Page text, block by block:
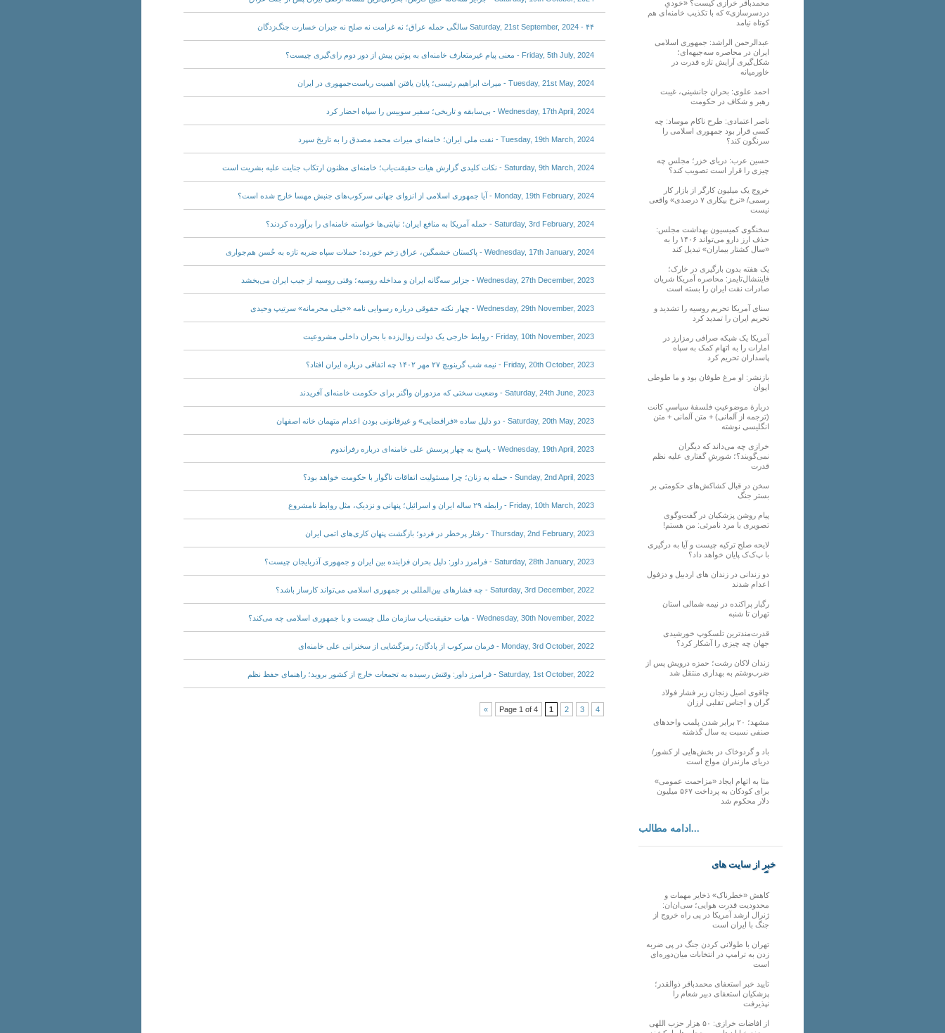
Saturday, 21st September, 2024 - ۴۴ سالگی حمله عراق؛ نه غرامت نه صلح نه جبران خسارت جنگ‌زدگان
Friday, 5th July, 2024 - معنی پیام غیرمتعارف خامنه‌ای به پوتین پیش از دور دوم رای‌گیری چیست؟
Tuesday, 21st May, 2024 - میراث ابراهیم رئیسی؛ پایان یافتن اهمیت ریاست‌جمهوری در ایران
Wednesday, 17th April, 2024 - بی‌سابقه و تاریخی؛ سفیر سوییس را سپاه احضار کرد
Tuesday, 19th March, 2024 - نفت ملی ایران؛ خامنه‌ای میراث محمد مصدق را به تاریخ سپرد
Saturday, 9th March, 2024 - نکات کلیدی گزارش هیات حقیقت‌یاب؛ خامنه‌ای مظنون ارتکاب جنایت علیه بشریت است
Monday, 19th February, 2024 - آیا جمهوری اسلامی از انزوای جهانی سرکوب‌های جنبش مهسا خارج شده است؟
Saturday, 3rd February, 2024 - حمله آمریکا به منافع ایران؛ نیابتی‌ها خواسته خامنه‌ای را برآورده کردند؟
Wednesday, 17th January, 2024 - پاکستان خشمگین، عراق زخم خورده؛ حملات سپاه ضربه تازه به حُسن هم‌جواری
Wednesday, 27th December, 2023 - جزایر سه‌گانه ایران و مداخله روسیه؛ وقتی روسیه از جیب ایران می‌بخشد
Wednesday, 29th November, 2023 - چهار نکته حقوقی درباره رسوایی نامه «خیلی محرمانه» سرتیپ وحیدی
Friday, 10th November, 2023 - روابط خارجی یک دولت زوال‌زده با بحران داخلی مشروعیت
Friday, 20th October, 2023 - نیمه شب گرینویچ ۲۷ مهر ۱۴۰۲ چه اتفاقی درباره ایران افتاد؟
Saturday, 24th June, 2023 - وضعیت سختی که مزدوران واگنر برای حکومت خامنه‌ای آفریدند
Saturday, 20th May, 2023 - دو دلیل ساده «فراقضایی» و غیرقانونی بودن اعدام متهمان خانه اصفهان
Wednesday, 19th April, 2023 - پاسخ به چهار پرسش علی خامنه‌ای درباره رفراندوم
Sunday, 2nd April, 2023 - حمله به زنان؛ چرا مسئولیت اتفاقات ناگوار با حکومت خواهد بود؟
Friday, 10th March, 2023 - رابطه ۲۹ ساله ایران و اسرائیل؛ پنهانی و نزدیک، مثل روابط نامشروع
Thursday, 2nd February, 2023 - رفتار پرخطر در فردو؛ بازگشت پنهان کاری‌های اتمی ایران
Saturday, 28th January, 2023 - فرامرز داور: دلیل بحران فزاینده بین ایران و جمهوری آذربایجان چیست؟
Saturday, 3rd December, 2022 - چه فشارهای بین‌المللی بر جمهوری اسلامی می‌تواند کارساز باشد؟
Wednesday, 30th November, 2022 - هیات حقیقت‌یاب سازمان ملل چیست و با جمهوری اسلامی چه می‌کند؟
Monday, 3rd October, 2022 - فرمان سرکوب از پادگان؛ رمزگشایی از سخنرانی علی خامنه‌ای
Saturday, 1st October, 2022 - فرامرز داور: وقتش رسیده به تجمعات خارج از کشور بروید؛ راهنمای حفظ نظم
Page 1 of 4 1 2 3 4
»
محمدباقر خرازی کیست؟ «خودیِ
دردسرسازی» که با تکذیب خامنه‌ای هم
کوتاه نیامد
عبدالرحمن الراشد: جمهوری اسلامی
ایران در محاصره سه‌جبهه‌ای؛
شکل‌گیری آرایش تازه قدرت در
خاورمیانه
احمد علوی: بحران جانشینی، غیبت
رهبر و شکاف در حکومت
ناصر اعتمادی: طرح ناکام موساد: چه
کسی قرار بود جمهوری اسلامی را
سرنگون کند؟
حسین عرب: دریای خزر؛ مجلس چه
چیزی را قرار است تصویب کند؟
خروج یک میلیون کارگر از بازار کار
رسمی/ «نرخ بیکاری ۷ درصدی» واقعی
نیست
سخنگوی کمیسیون بهداشت مجلس:
حذف ارز دارو می‌تواند ۱۴۰۶ را به
«سال کشتار بیماران» تبدیل کند
یک هفته بدون بارگیری در خارک؛
فایننشال‌تایمز: محاصره آمریکا شریان
صادرات نفت ایران را بسته است
سنای آمریکا تحریم روسیه را تشدید و
تحریم ایران را تمدید کرد
آمریکا یک شبکه صرافی رمزارز در
امارات را به اتهام کمک به سپاه
پاسداران تحریم کرد
بازنشر: او مرغ طوفان بود و ما طوطی
ایوان
دربارهٔ موضوعیتِ فلسفهٔ سیاسیِ کانت
(ترجمه از آلمانی) + متن آلمانی + متن
انگلیسی نوشته
خرازی چه می‌داند که دیگران
نمی‌گویند؟؛ شورشِ گفتاری علیه نظم
قدرت
سخن در قبال کشاکش‌های حکومتی بر
بستر جنگ
پیام روشن پزشکیان در گفت‌و‌گوی
تصویری با مرد نامرئی: من هستم!
لایحه صلح ترکیه چیست و آیا به درگیری
با پ‌ک‌ک پایان خواهد داد؟
دو زندانی در زندان های اردبیل و دزفول
اعدام شدند
رگبار پراکنده در نیمه شمالی استان
تهران تا شنبه
قدرت‌مندترین تلسکوپ خورشیدی
جهان چه چیزی را آشکار کرد؟
زندان لاکان رشت؛ حمزه درویش پس از
ضرب‌وشتم به بهداری منتقل شد
چاقوی اصیل زنجان زیر فشار فولاد
گران و اجناس تقلبی ارزان
مشهد؛ ۲۰ برابر شدن پلمب واحدهای
صنفی نسبت به سال گذشته
باد و گردوخاک در بخش‌هایی از کشور/
دریای مازندران مواج است
متا به اتهام ایجاد «مزاحمت عمومی»
برای کودکان به پرداخت ۵۶۷ میلیون
دلار محکوم شد
ادامه مطالب...
خبر از سایت های
دیگر
کاهش «خطرناک» ذخایر مهمات و
محدودیت قدرت هوایی؛ سی‌ان‌ان:
ژنرال ارشد آمریکا در پی راه خروج از
جنگ با ایران است
تهران با طولانی کردن جنگ در پی ضربه
زدن به ترامپ در انتخابات میان‌دوره‌ای
است
تایید خبر استعفای محمدباقر ذوالقدر؛
پزشکیان استعفای دبیر شعام را
نپذیرفت
از افاضات خرازی: ۵۰ هزار حزب اللهی